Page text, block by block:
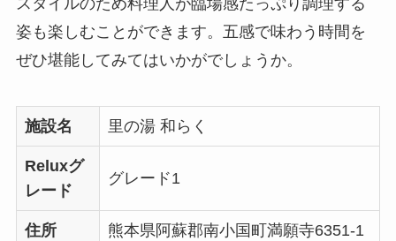
スタイルのため料理人が臨場感たっぷり調理する
姿も楽しむことができます。五感で味わう時間を
ぜひ堪能してみてはいかがでしょうか。
施設名 里の湯 和らく
Reluxグ
レード
グレード1
住所 熊本県阿蘇郡南小国町満願寺6351-1